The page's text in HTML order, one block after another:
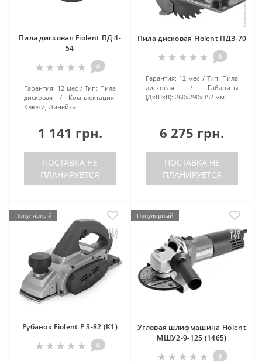
Пила дисковая Fiolent ПД 4-
54
0
Гарантия: 12 мес Тип: Пила
дисковая
Комплектация:
Ключи; Линейка
1 141 грн.
ПОСТАВКА НЕ
ПЛАНИРУЕТСЯ
Пила дисковая Fiolent ПДЗ-70
0
Гарантия: 12 мес Тип: Пила
дисковая
Габариты
(ДхШхВ): 260х290х352 мм
6 275 грн.
ПОСТАВКА НЕ
ПЛАНИРУЕТСЯ
Популярный
Рубанок Fiolent P 3-82 (К1)
0
Популярный
Угловая шлифмашина Fiolent
МШУ2-9-125 (1465)
0